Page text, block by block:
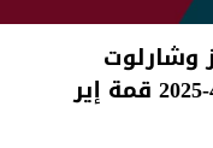
وشارلوت
هورنيتس بث مباشر اليوم 9-4-2025 قمة إير